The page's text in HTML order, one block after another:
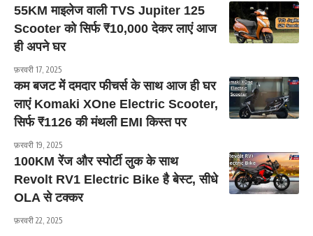
55KM माइलेज वाली TVS Jupiter 125
Scooter को सिर्फ ₹10,000 देकर लाएं आज
ही अपने घर
फ़रवरी 17, 2025
कम बजट में दमदार फीचर्स के साथ आज ही घर
लाएं Komaki XOne Electric Scooter,
सिर्फ ₹1126 की मंथली EMI किस्त पर
फ़रवरी 19, 2025
100KM रेंज और स्पोर्टी लुक के साथ
Revolt RV1 Electric Bike है बेस्ट, सीधे
OLA से टक्कर
फ़रवरी 22, 2025